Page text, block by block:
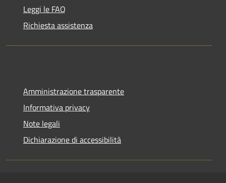
Leggi le FAQ
Richiesta assistenza
Amministrazione trasparente
Informativa privacy
Note legali
Dichiarazione di accessibilità